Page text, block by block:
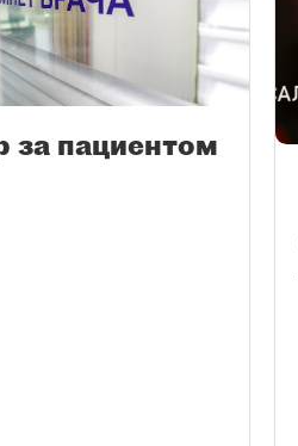
за пациентом